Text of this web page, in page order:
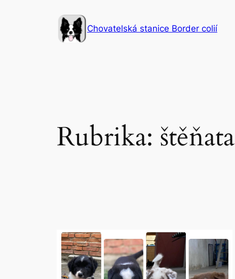
Chovatelská stanice Border colií
Rubrika: štěňata